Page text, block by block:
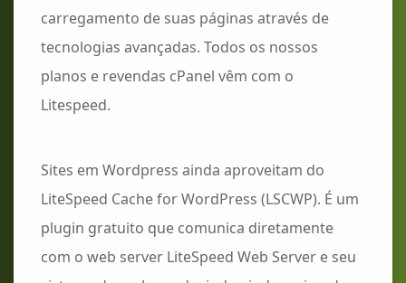
carregamento de suas páginas através de
tecnologias avançadas. Todos os nossos
planos e revendas cPanel vêm com o
Litespeed.
Sites em Wordpress ainda aproveitam do
LiteSpeed Cache for WordPress (LSCWP). É um
plugin gratuito que comunica diretamente
com o web server LiteSpeed Web Server e seu